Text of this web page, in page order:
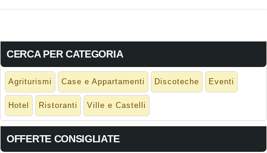
CERCA PER CATEGORIA
Agriturismi Case e Appartamenti Discoteche Eventi
Hotel Ristoranti Ville e Castelli
OFFERTE CONSIGLIATE